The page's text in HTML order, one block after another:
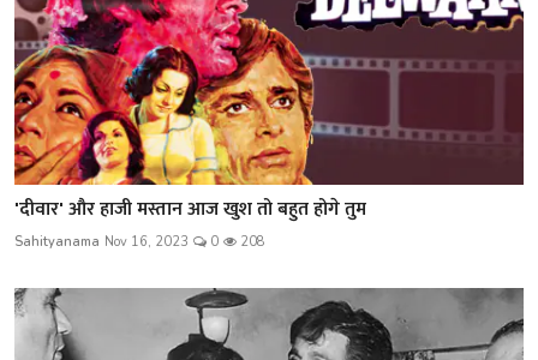
'दीवार' और हाजी मस्तान आज खुश तो बहुत होगे तुम
Sahityanama Nov 16, 2023 0 208